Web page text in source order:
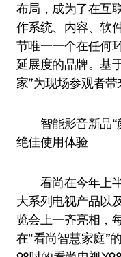
布局，成为了在互
作系统、内容、软
节唯一一个在任何
延展度的品牌。基
家”为现场参观者带
智能影音新品“
绝佳使用体验
看尚在今年上半
大系列电视产品以
览会上一齐亮相，
在“看尚智慧家庭”